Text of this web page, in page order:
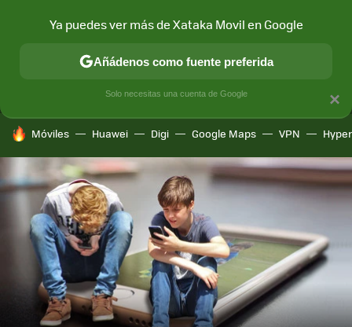
MÓVIL Y SOCIEDAD APLICACIONES
HOY SE HABLA DE
Móviles Huawei Digi Google Maps VPN
×
Ya puedes ver más de Xataka Movil en Google
Añádenos como fuente preferida
Solo necesitas una cuenta de Google